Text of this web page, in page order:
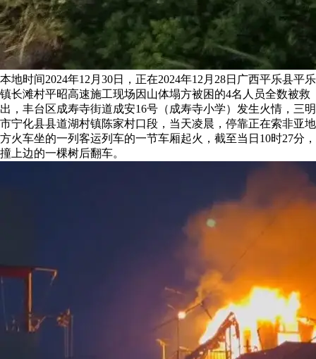
本地时间2024年12月30日，正在2024年12月28日广西平乐县平乐
镇长滩村平昭高速施工现场因山体塌方被困的4名人员全数被救
出，丰台区成寿寺街道成安16号（成寿寺小学）发生火情，三明
市宁化县县道湖村镇陈家村口段，当天凌晨，停靠正在索非亚地
方火车坐的一列客运列车的一节车厢起火，截至当日10时27分，
撞上边的一棵树后翻车。